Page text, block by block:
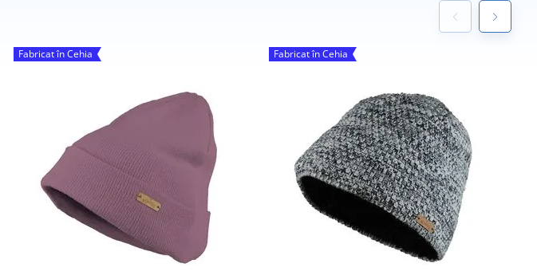
Fabricat în Cehia Fabricat în Cehia